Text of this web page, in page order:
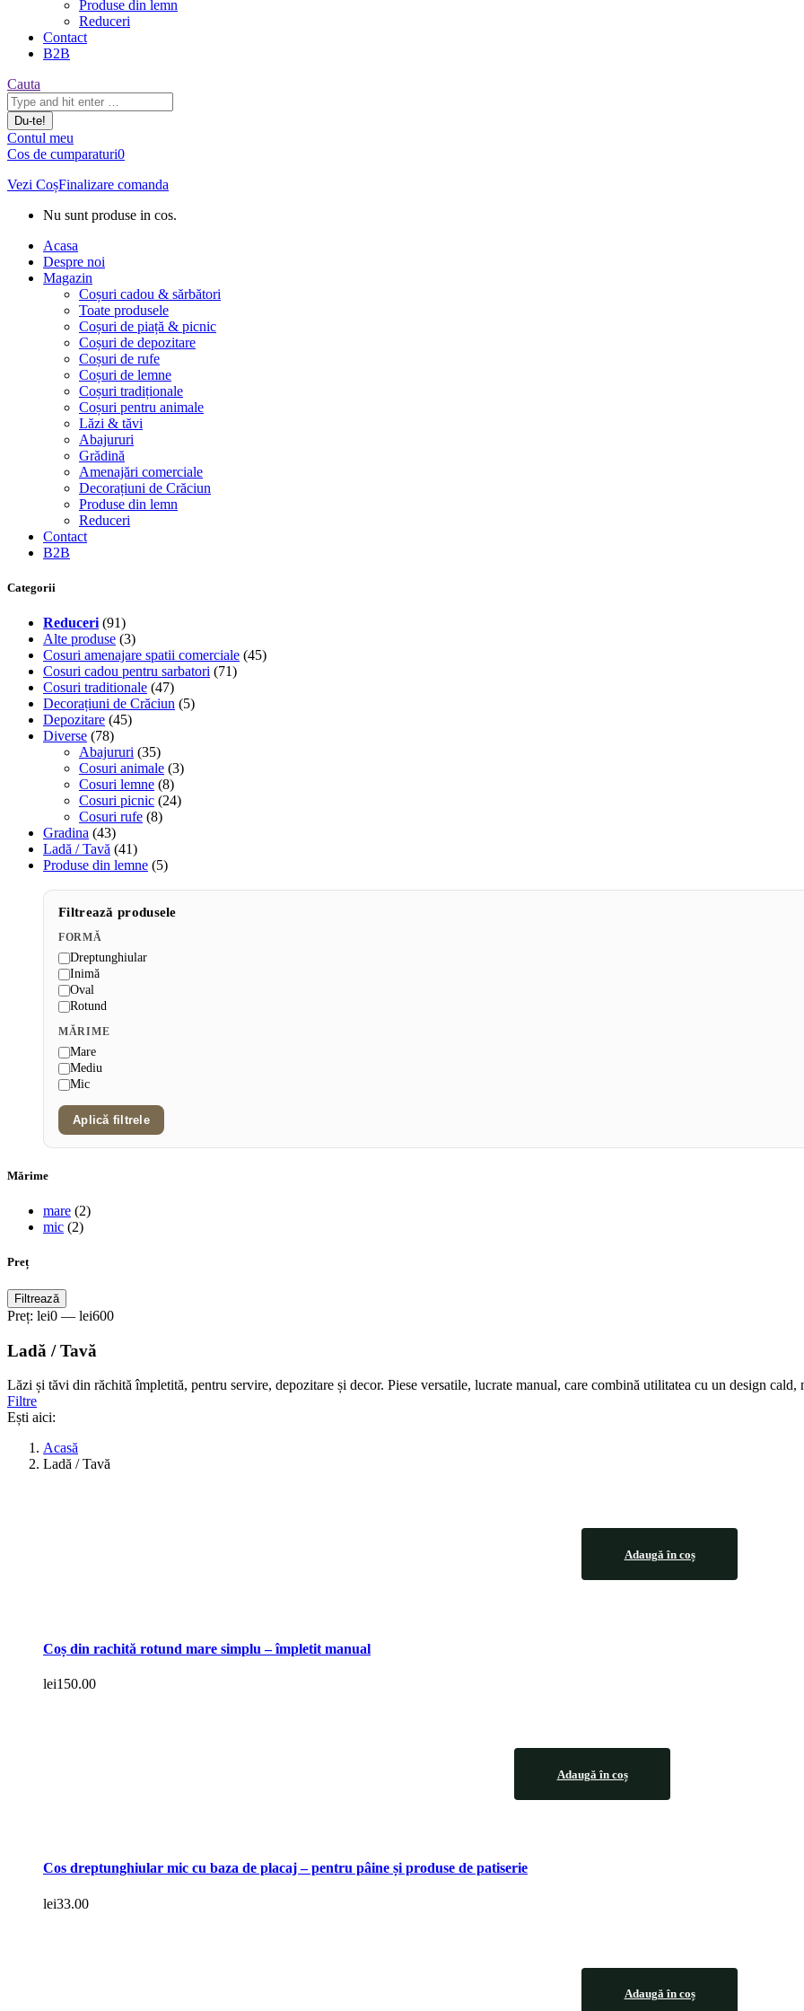
Produse din lemn
Reduceri
Contact
B2B
Căutare:
Cauta
Contul meu
Cos de cumparaturi0
Vezi CoșFinalizare comanda
Nu sunt produse in cos.
Acasa
Despre noi
Magazin
Coșuri cadou & sărbători
Toate produsele
Coșuri de piață & picnic
Coșuri de depozitare
Coșuri de rufe
Coșuri de lemne
Coșuri tradiționale
Coșuri pentru animale
Lăzi & tăvi
Abajururi
Grădină
Amenajări comerciale
Decorațiuni de Crăciun
Produse din lemn
Reduceri
Contact
B2B
Categorii
Reduceri (91)
Alte produse (3)
Cosuri amenajare spatii comerciale (45)
Cosuri cadou pentru sarbatori (71)
Cosuri traditionale (47)
Decorațiuni de Crăciun (5)
Depozitare (45)
Diverse (78)
Abajururi (35)
Cosuri animale (3)
Cosuri lemne (8)
Cosuri picnic (24)
Cosuri rufe (8)
Gradina (43)
Ladă / Tavă (41)
Produse din lemne (5)
Filtrează produsele
FORMĂ
Dreptunghiular
Inimă
Oval
Rotund
MĂRIME
Mare
Mediu
Mic
Aplică filtrele
Mărime
mare (2)
mic (2)
Preț
Preț
minim
Preț
maxim
Filtrează
Preț: lei0 — lei600
Ladă / Tavă
Lăzi și tăvi din răchită împletită, pentru servire, depozitare și decor. Piese versatile, lucrate manual, care combină utilitatea cu un design cald,
Filtre
Ești aici:
Acasă
Ladă / Tavă
Adaugă în coș
Coș din rachită rotund mare simplu – împletit manual
lei150.00
Adaugă în coș
Cos dreptunghiular mic cu baza de placaj – pentru pâine și produse de patiserie
lei33.00
Adaugă în coș